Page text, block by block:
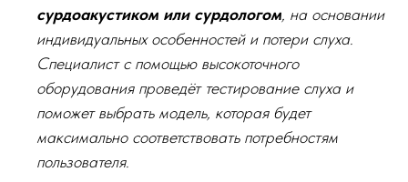
сурдоакустиком или сурдологом, на основании
индивидуальных особенностей и потери слуха.
Специалист с помощью высокоточного
оборудования проведёт тестирование слуха и
поможет выбрать модель, которая будет
максимально соответствовать потребностям
пользователя.